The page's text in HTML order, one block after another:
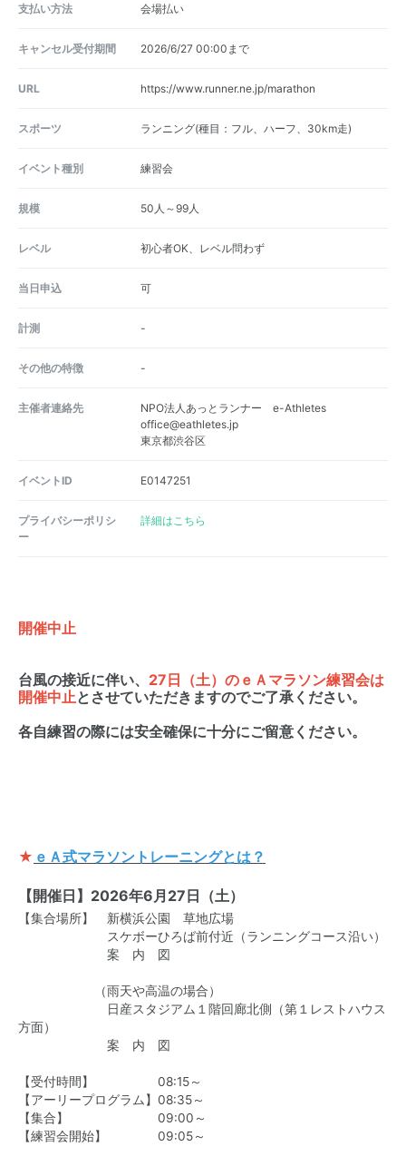
支払い方法 会場払い
キャンセル受付期間 2026/6/27 00:00まで
URL https://www.runner.ne.jp/marathon
スポーツ ランニング(種目：フル、ハーフ、30km走)
イベント種別 練習会
規模 50人～99人
レベル 初心者OK、レベル問わず
当日申込 可
計測 -
その他の特徴 -
主催者連絡先
NPO法人あっとランナー e-Athletes
office@eathletes.jp
東京都渋谷区
イベントID E0147251
プライバシーポリシ
ー
詳細はこちら
開催中止
台風の接近に伴い、 27日（土）のｅＡマラソン練習会は
開催中止とさせていただきますのでご了承ください。
各自練習の際には安全確保に十分にご留意ください。
★ ｅＡ式マラソントレーニングとは？
【開催日】2026年6月27日（土）
【集合場所】 新横浜公園 草地広場
スケボーひろば前付近（ランニングコース沿い）
案 内 図
（雨天や高温の場合）
日産スタジアム１階回廊北側（第１レストハウス
方面）
案 内 図
【受付時間】 08:15～
【アーリープログラム】08:35～
【集合】 09:00～
【練習会開始】 09:05～